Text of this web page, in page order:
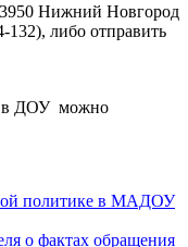
Нижний Новгород
132), либо отправить
в ДОУ можно
политике в МАДОУ
о фактах обращения